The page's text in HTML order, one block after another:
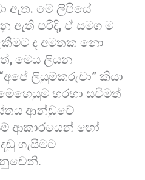
ඇත. මේ ලිපියේ
ඇති පරිදි, ඒ සමග ම
ද අමතක නො
මෙය ලියන
ලියුම්කරුවා” කියා
හරහා සවිමත්
ආන්ඩුවේ
ආකාරයෙන් හෝ
ගැසීමට